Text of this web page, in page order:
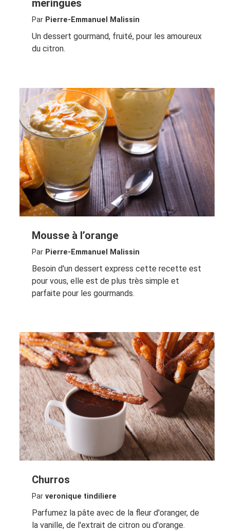
meringues
Par Pierre-Emmanuel Malissin
Un dessert gourmand, fruité, pour les amoureux
du citron.
Mousse à l’orange
Par Pierre-Emmanuel Malissin
Besoin d'un dessert express cette recette est
pour vous, elle est de plus très simple et
parfaite pour les gourmands.
Churros
Par veronique tindiliere
Parfumez la pâte avec de la fleur d'oranger, de
la vanille, de l'extrait de citron ou d'orange.